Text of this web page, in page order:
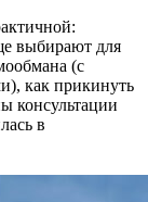
выбирают для
(с
как прикинуть
консультации
в